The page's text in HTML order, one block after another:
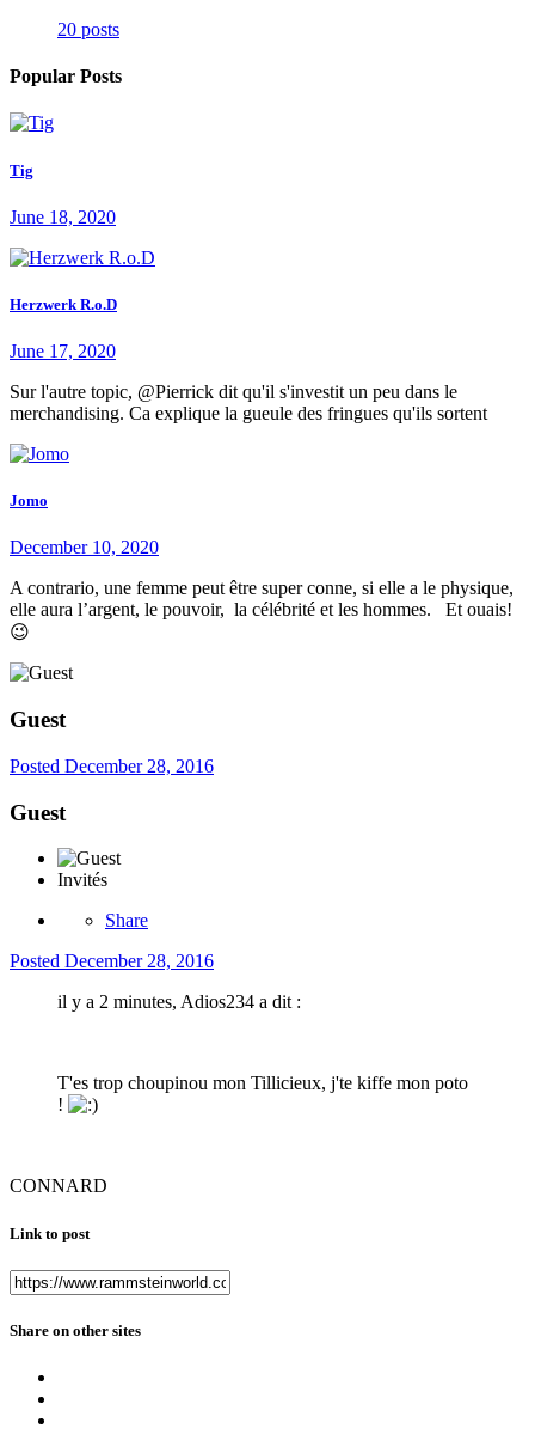
20 posts
Popular Posts
Tig
June 18, 2020
Herzwerk R.o.D
June 17, 2020
Sur l'autre topic, @Pierrick dit qu'il s'investit un peu dans le
merchandising. Ca explique la gueule des fringues qu'ils sortent
Jomo
December 10, 2020
A contrario, une femme peut être super conne, si elle a le physique,
elle aura l’argent, le pouvoir, la célébrité et les hommes. Et ouais!
😉
Guest
Posted December 28, 2016
Guest
Invités
Share
Posted December 28, 2016
il y a 2 minutes, Adios234 a dit :
T'es trop choupinou mon Tillicieux, j'te kiffe mon poto
!
CONNARD
Link to post
Share on other sites